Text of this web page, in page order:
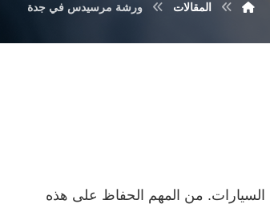
المقالات ورشة مرسيدس في جدة
من المهم الحفاظ على هذه